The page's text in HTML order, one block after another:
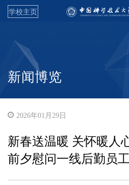
学校主页
新闻博览
2026年01月29日
新春送温暖 关怀暖
前夕慰问一线后勤员工